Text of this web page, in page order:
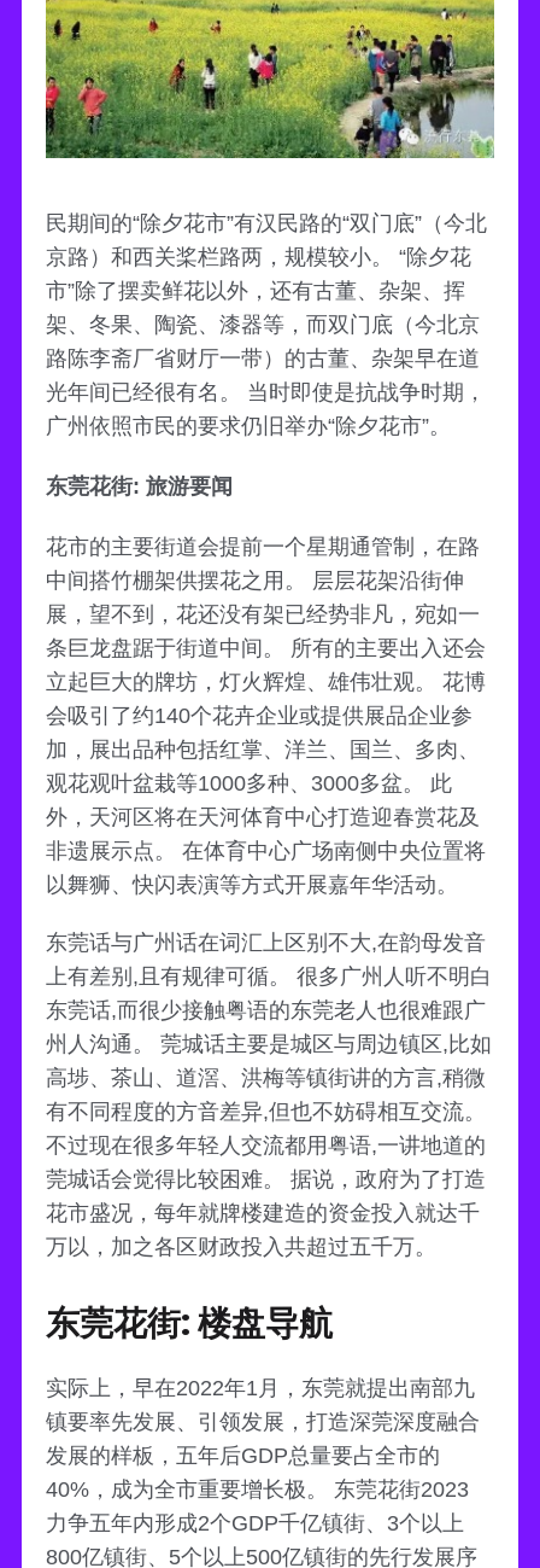
民期间的“除夕花市”有汉民路的“双门底”（今北
京路）和西关桨栏路两，规模较小。 “除夕花
市”除了摆卖鲜花以外，还有古董、杂架、挥
架、冬果、陶瓷、漆器等，而双门底（今北京
路陈李斋厂省财厅一带）的古董、杂架早在道
光年间已经很有名。 当时即使是抗战争时期，
广州依照市民的要求仍旧举办“除夕花市”。
东莞花街: 旅游要闻
花市的主要街道会提前一个星期通管制，在路
中间搭竹棚架供摆花之用。 层层花架沿街伸
展，望不到，花还没有架已经势非凡，宛如一
条巨龙盘踞于街道中间。 所有的主要出入还会
立起巨大的牌坊，灯火辉煌、雄伟壮观。 花博
会吸引了约140个花卉企业或提供展品企业参
加，展出品种包括红掌、洋兰、国兰、多肉、
观花观叶盆栽等1000多种、3000多盆。 此
外，天河区将在天河体育中心打造迎春赏花及
非遗展示点。 在体育中心广场南侧中央位置将
以舞狮、快闪表演等方式开展嘉年华活动。
东莞话与广州话在词汇上区别不大,在韵母发音
上有差别,且有规律可循。 很多广州人听不明白
东莞话,而很少接触粤语的东莞老人也很难跟广
州人沟通。 莞城话主要是城区与周边镇区,比如
高埗、茶山、道滘、洪梅等镇街讲的方言,稍微
有不同程度的方音差异,但也不妨碍相互交流。
不过现在很多年轻人交流都用粤语,一讲地道的
莞城话会觉得比较困难。 据说，政府为了打造
花市盛况，每年就牌楼建造的资金投入就达千
万以，加之各区财政投入共超过五千万。
东莞花街: 楼盘导航
实际上，早在2022年1月，东莞就提出南部九
镇要率先发展、引领发展，打造深莞深度融合
发展的样板，五年后GDP总量要占全市的
40%，成为全市重要增长极。 东莞花街2023
力争五年内形成2个GDP千亿镇街、3个以上
800亿镇街、5个以上500亿镇街的先行发展序